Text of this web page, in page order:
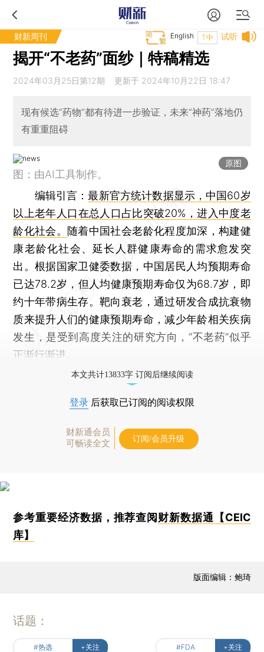
财新周刊 试听
T中
English
揭开“不老药”面纱｜特稿精选
2024年03月25日第12期 更新于 2024年10月22日 18:47
现有候选“药物”都有待进一步验证，未来“神药”落地仍
有重重阻碍
原图
图：由AI工具制作。
编辑引言 ：最新官方统计数据显示，中国60岁
以上老年人口在总人口占比突破20%，进入中度老
龄化社会。 随着中国社会老龄化程度加深，构建健
康老龄化社会、延长人群健康寿命的需求愈发突
出。根据国家卫健委数据，中国居民人均预期寿命
已达78.2岁，但人均健康预期寿命仅为68.7岁，即
约十年带病生存。靶向衰老，通过研发合成抗衰物
质来提升人们的健康预期寿命，减少年龄相关疾病
发生，是受到高度关注的研究方向，“不老药”似乎
正渐行渐进。
本文共计13833字 订阅后继续阅读
登录 后获取已订阅的阅读权限
财新通会员
可畅读全文
订阅/会员升级
参考重要经济数据，推荐查阅 财新数据通【CEIC
库】
版面编辑：鲍琦
话题：
#热选 +关注 #FDA +关注